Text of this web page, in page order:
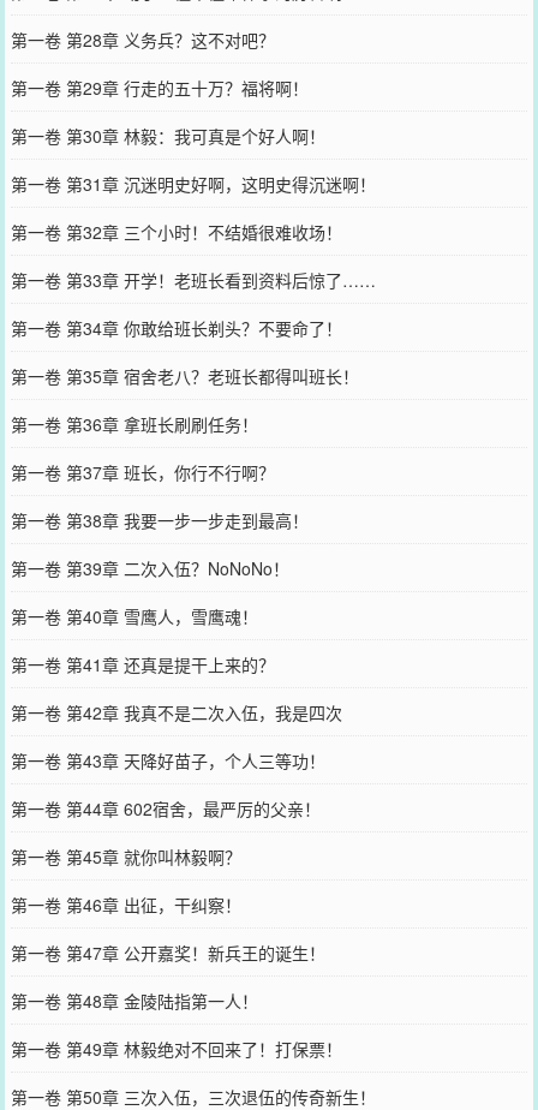
第一卷 第28章 义务兵？这不对吧？
第一卷 第29章 行走的五十万？福将啊！
第一卷 第30章 林毅：我可真是个好人啊！
第一卷 第31章 沉迷明史好啊，这明史得沉迷啊！
第一卷 第32章 三个小时！不结婚很难收场！
第一卷 第33章 开学！老班长看到资料后惊了……
第一卷 第34章 你敢给班长剃头？不要命了！
第一卷 第35章 宿舍老八？老班长都得叫班长！
第一卷 第36章 拿班长刷刷任务！
第一卷 第37章 班长，你行不行啊？
第一卷 第38章 我要一步一步走到最高！
第一卷 第39章 二次入伍？NoNoNo！
第一卷 第40章 雪鹰人，雪鹰魂！
第一卷 第41章 还真是提干上来的？
第一卷 第42章 我真不是二次入伍，我是四次
第一卷 第43章 天降好苗子，个人三等功！
第一卷 第44章 602宿舍，最严厉的父亲！
第一卷 第45章 就你叫林毅啊？
第一卷 第46章 出征，干纠察！
第一卷 第47章 公开嘉奖！新兵王的诞生！
第一卷 第48章 金陵陆指第一人！
第一卷 第49章 林毅绝对不回来了！打保票！
第一卷 第50章 三次入伍，三次退伍的传奇新生！